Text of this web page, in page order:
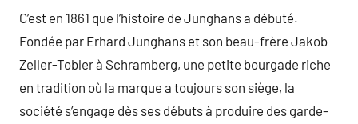
C’est en 1861 que l’histoire de Junghans a débuté.
Fondée par Erhard Junghans et son beau-frère Jakob
Zeller-Tobler à Schramberg, une petite bourgade riche
en tradition où la marque a toujours son siège, la
société s’engage dès ses débuts à produire des garde-